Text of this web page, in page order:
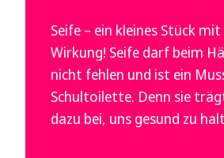
Seife – ein kleines Stück
Wirkung! Seife darf beim
nicht fehlen und ist ein
Schultoilette. Denn sie
dazu bei, uns gesund zu